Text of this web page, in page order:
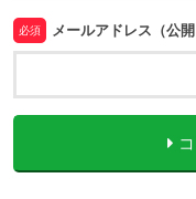
必須 メールアドレス（公